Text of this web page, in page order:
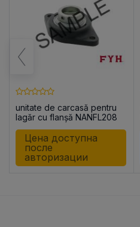
unitate de carcasă pentru
lagăr cu flanșă NANFL208
Цена доступна
после
авторизации